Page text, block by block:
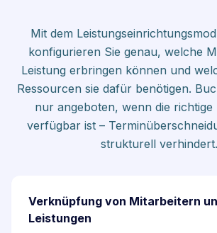
Mit dem
konfigurieren Sie genau, welche
Leistung erbringen können und
Ressourcen sie dafür benötigen.
nur angeboten, wenn die richtige
verfügbar ist –
strukturell verhindert.
Verknüpfung von Mitarbeitern
Leistungen